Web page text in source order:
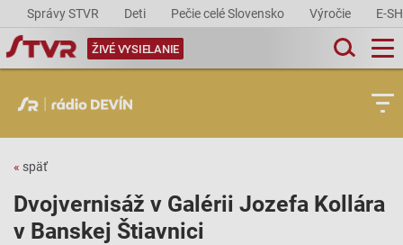
Správy STVR Deti Pečie celé Slovensko Výročie E-
ŽIVÉ VYSIELANIE
« späť
Dvojvernisáž v Galérii Jozefa Kollára
v Banskej Štiavnici